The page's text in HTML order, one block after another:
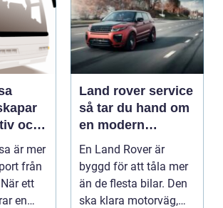
och
är mer
från
ett
en
Land rover service
så tar du hand om
en modern
klassiker
En Land Rover är
byggd för att tåla mer
än de flesta bilar. Den
ska klara motorväg,